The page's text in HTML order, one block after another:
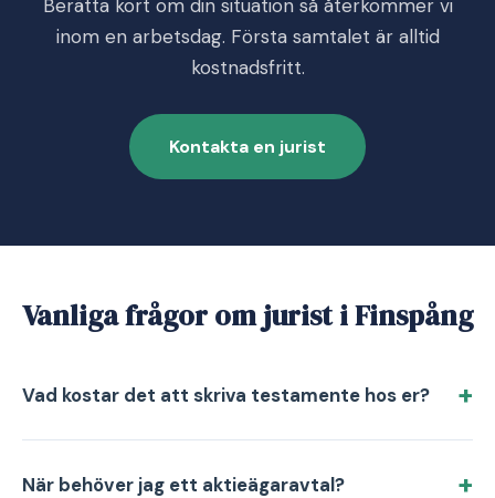
Berätta kort om din situation så återkommer vi
inom en arbetsdag. Första samtalet är alltid
kostnadsfritt.
Kontakta en jurist
Vanliga frågor om jurist i Finspång
Vad kostar det att skriva testamente hos er?
När behöver jag ett aktieägaravtal?